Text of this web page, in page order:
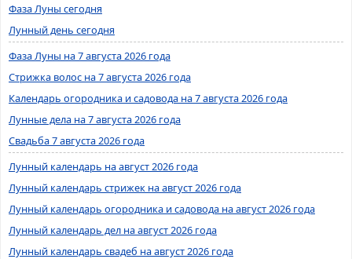
Фаза Луны сегодня
Лунный день сегодня
Фаза Луны на 7 августа 2026 года
Стрижка волос на 7 августа 2026 года
Календарь огородника и садовода на 7 августа 2026 года
Лунные дела на 7 августа 2026 года
Свадьба 7 августа 2026 года
Лунный календарь на август 2026 года
Лунный календарь стрижек на август 2026 года
Лунный календарь огородника и садовода на август 2026 года
Лунный календарь дел на август 2026 года
Лунный календарь свадеб на август 2026 года